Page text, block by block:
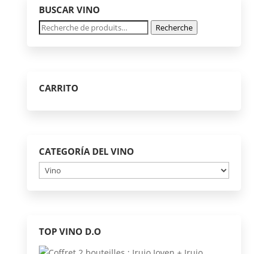
peuvent
être
BUSCAR VINO
Recherche
Recherche
CARRITO
CATEGORÍA DEL VINO
TOP VINO D.O